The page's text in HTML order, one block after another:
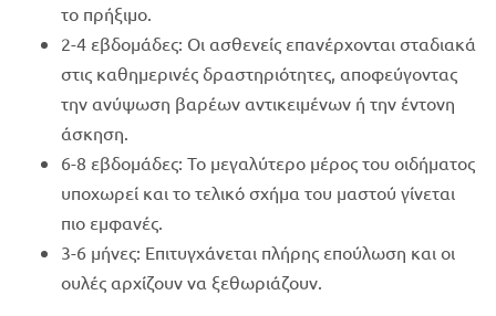
το πρήξιμο.
2-4 εβδομάδες: Οι ασθενείς επανέρχονται σταδιακά
στις καθημερινές δραστηριότητες, αποφεύγοντας
την ανύψωση βαρέων αντικειμένων ή την έντονη
άσκηση.
6-8 εβδομάδες: Το μεγαλύτερο μέρος του οιδήματος
υποχωρεί και το τελικό σχήμα του μαστού γίνεται
πιο εμφανές.
3-6 μήνες: Επιτυγχάνεται πλήρης επούλωση και οι
ουλές αρχίζουν να ξεθωριάζουν.